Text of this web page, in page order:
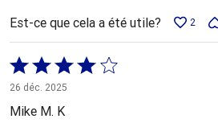
Est-ce que cela a été utile? 2
Coté
4 sur
5
26 déc. 2025
Mike M. K